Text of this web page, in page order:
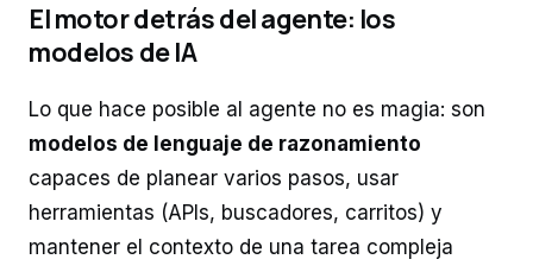
El motor detrás del agente: los
modelos de IA
Lo que hace posible al agente no es magia: son
modelos de lenguaje de razonamiento
capaces de planear varios pasos, usar
herramientas (APIs, buscadores, carritos) y
mantener el contexto de una tarea compleja